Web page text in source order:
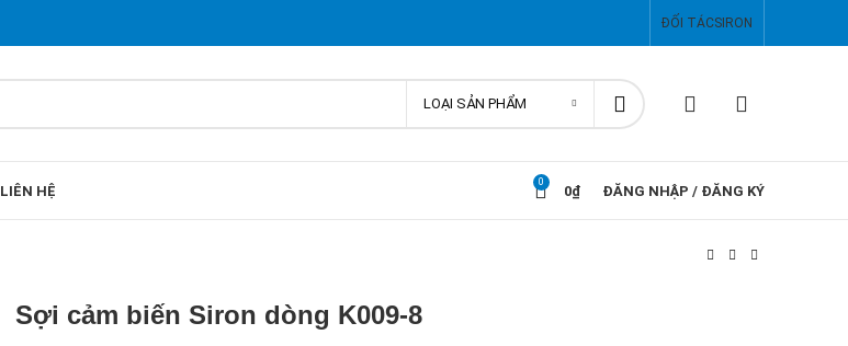
ĐỐI TÁCSIRON
LOẠI SẢN PHẨM
LIÊN HỆ
0
0₫ ĐĂNG NHẬP / ĐĂNG KÝ
Sợi cảm biến Siron dòng K009-8